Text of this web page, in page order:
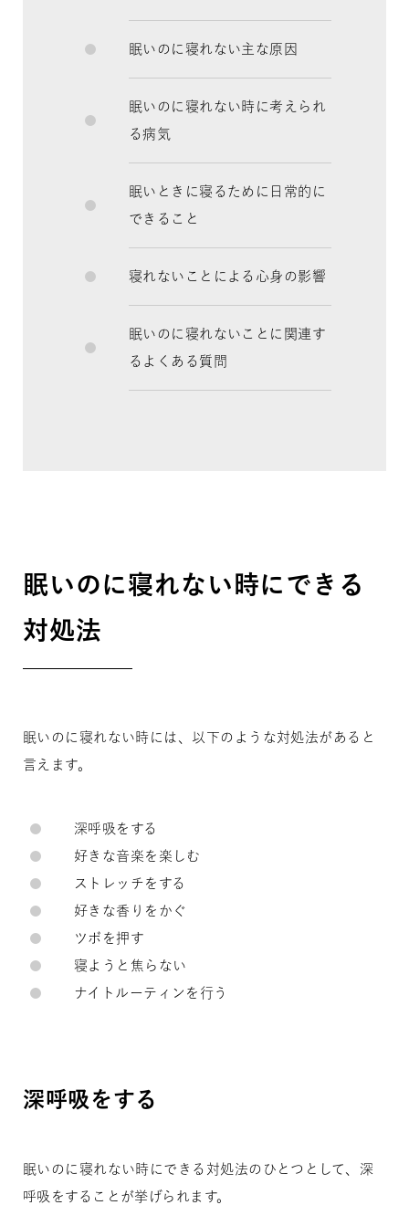
眠いのに寝れない主な原因
眠いのに寝れない時に考えられ
る病気
眠いときに寝るために日常的に
できること
寝れないことによる心身の影響
眠いのに寝れないことに関連す
るよくある質問
眠いのに寝れない時にできる
対処法
眠いのに寝れない時には、以下のような対処法があると
言えます。
深呼吸をする
好きな音楽を楽しむ
ストレッチをする
好きな香りをかぐ
ツボを押す
寝ようと焦らない
ナイトルーティンを行う
深呼吸をする
眠いのに寝れない時にできる対処法のひとつとして、深
呼吸をすることが挙げられます。